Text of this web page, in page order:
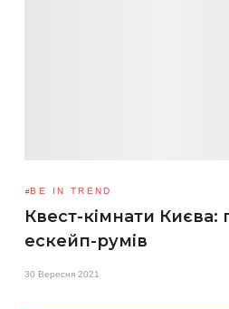
BE IN TREND
Квест-кімнати Києва:
ескейп-румів
30 Вересня 2021